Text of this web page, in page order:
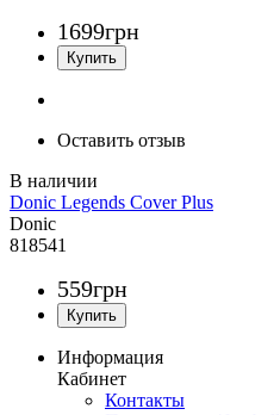
1699грн
Оставить отзыв
Donic Legends Cover Plus
Donic
818541
559грн
Информация
Кабинет
Контакты